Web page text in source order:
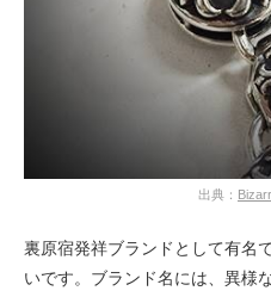
出典：
裏原宿発祥ブランドとして有名
いです。ブランド名には、異様